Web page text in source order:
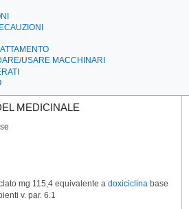
USARE MACCHINARI
MEDICINALE
mg 115,4 equivalente a doxiciclina base
v. par. 6.1